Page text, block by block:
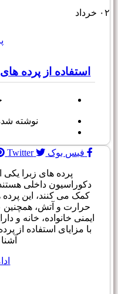
۰۲ خرداد
استفاده از پرده
نوشته
فیس بوک Twitter
پرده های زبرا یکی
دکوراسیون داخلی هستند.
کمک می کنند، این پرده
حرارت و آتش،
ایمنی خانواده، خانه و
با مزایای استفاده از